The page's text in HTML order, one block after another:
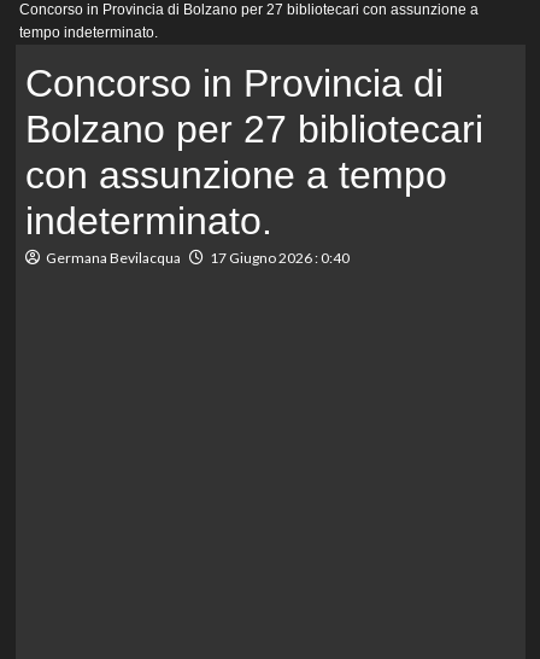
principale
Concorso in Provincia di Bolzano per 27 bibliotecari con assunzione a
tempo indeterminato.
Concorso in Provincia di
Bolzano per 27 bibliotecari
con assunzione a tempo
indeterminato.
Germana Bevilacqua 17 Giugno 2026 : 0:40